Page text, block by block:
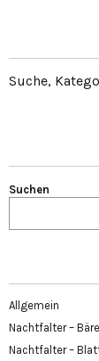
Suche,
Suchen
Allgemein
Nachtfalter –
Nachtfalter –